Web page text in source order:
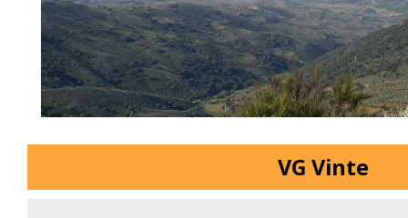
VG Vinte